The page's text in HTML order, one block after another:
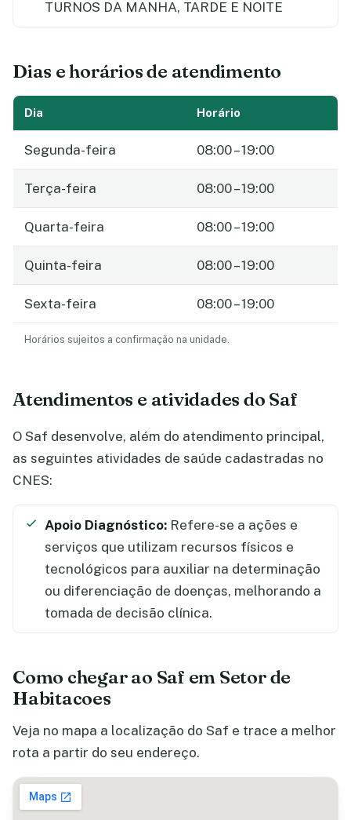
TURNOS DA MANHA, TARDE E NOITE
Dias e horários de atendimento
Dia Horário
Segunda-feira 08:00 – 19:00
Terça-feira 08:00 – 19:00
Quarta-feira 08:00 – 19:00
Quinta-feira 08:00 – 19:00
Sexta-feira 08:00 – 19:00
Horários sujeitos a confirmação na unidade.
Atendimentos e atividades do Saf
O Saf desenvolve, além do atendimento principal,
as seguintes atividades de saúde cadastradas no
CNES:
Apoio Diagnóstico: Refere-se a ações e
serviços que utilizam recursos físicos e
tecnológicos para auxiliar na determinação
ou diferenciação de doenças, melhorando a
tomada de decisão clínica.
Como chegar ao Saf em Setor de
Habitacoes
Veja no mapa a localização do Saf e trace a melhor
rota a partir do seu endereço.